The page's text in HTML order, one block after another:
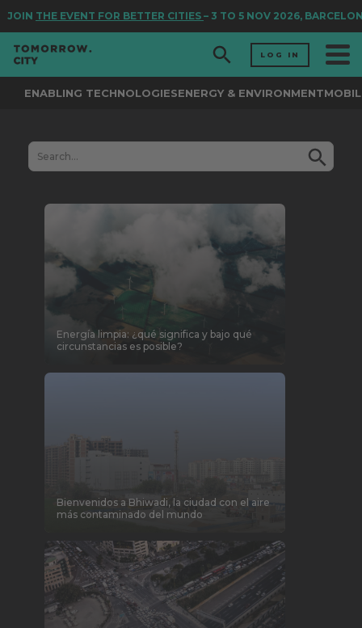
THE EVENT FOR BETTER CITIES– 3 TO 5 NOV 2026, BARCELONA
LOG IN
ENABLING TECHNOLOGIESENERGY & ENVIRONMENT
Energía limpia: ¿qué significa y bajo qué
circunstancias es posible?
Bienvenidos a Bhiwadi, la ciudad con el aire
más contaminado del mundo